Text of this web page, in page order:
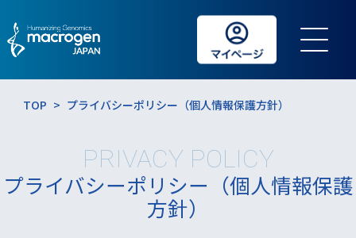
TOP > プライバシーポリシー（個人情報保護方針）
PRIVACY POLICY
プライバシーポリシー （個人情報保護
方針）